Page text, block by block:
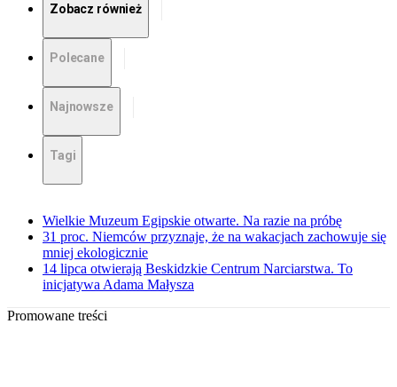
Zobacz również
Polecane
Najnowsze
Tagi
Wielkie Muzeum Egipskie otwarte. Na razie na próbę
31 proc. Niemców przyznaje, że na wakacjach zachowuje się
mniej ekologicznie
14 lipca otwierają Beskidzkie Centrum Narciarstwa. To
inicjatywa Adama Małysza
Promowane treści